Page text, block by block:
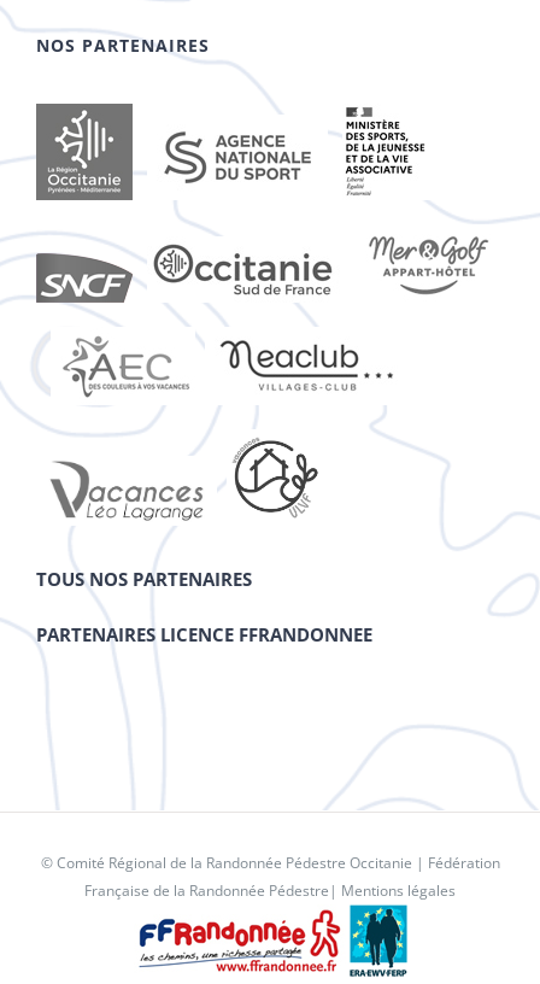
NOS PARTENAIRES
TOUS NOS PARTENAIRES
PARTENAIRES LICENCE FFRANDONNEE
© Comité Régional de la Randonnée Pédestre Occitanie | Fédération
Française de la Randonnée Pédestre | Mentions légales